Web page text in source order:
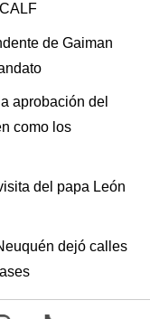
de Gaiman
aprobación del
como los
del papa León
dejó calles